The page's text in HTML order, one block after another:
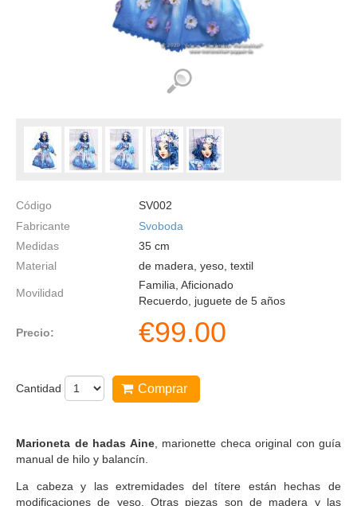
Código
SV002
Fabricante
Svoboda
Medidas
35 cm
Material
de madera, yeso, textil
Movilidad
Familia, Aficionado
Recuerdo, juguete de 5 años
Precio: €99.00
Cantidad Comprar
Marioneta de hadas Aine, marionette checa original con guía
manual de hilo y balancín.
La cabeza y las extremidades del títere están hechas de
modificaciones de yeso. Otras piezas son de madera y las